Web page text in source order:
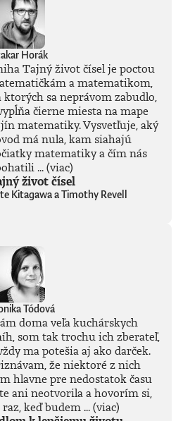
by
a
Horák
Tajný život čísel je poctou
a matematikom,
ktorých sa neprávom zabudlo,
čierne miesta na mape
matematiky. Vysvetľuje, aký
má nula, kam siahajú
matematiky a čím nás
...(viac)
život čísel
Kitagawa a Timothy Revell
Tódová
doma veľa kuchárskych
som tak trochu ich zberateľ,
ma potešia aj ako darček.
že niektoré z nich
hlavne pre nedostatok času
ani neotvorila a hovorím si,
raz, keď budem ...(viac)